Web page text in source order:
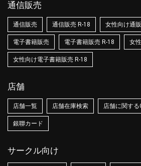
通信販売
通信販売 通信販売 R-18 女性向け通販
電子書籍販売 電子書籍販売 R-18 女
女性向け電子書籍販売 R-18
店舗
店舗一覧 店舗在庫検索 店舗に関する
銀聯カード
サークル向け